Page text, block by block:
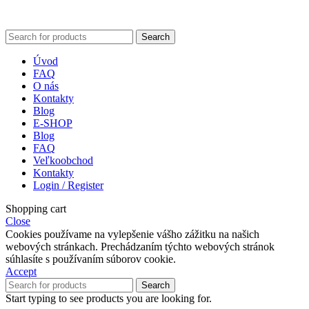
Search
Úvod
FAQ
O nás
Kontakty
Blog
E-SHOP
Blog
FAQ
Veľkoobchod
Kontakty
Login / Register
Shopping cart
Close
Cookies používame na vylepšenie vášho zážitku na našich
webových stránkach. Prechádzaním týchto webových stránok
súhlasíte s používaním súborov cookie.
Accept
Search
Start typing to see products you are looking for.